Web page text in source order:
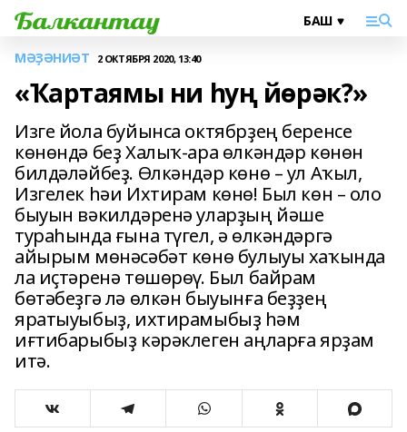
МӘҘӘНИӘТ 2 ОКТЯБРЯ 2020, 13:40
«Ҡартаямы ни һуң йөрәк?»
Изге йола буйынса октябрҙең беренсе
көнөндә беҙ Халыҡ-ара өлкәндәр көнөн
билдәләйбеҙ. Өлкәндәр көнө – ул Аҡыл,
Изгелек һәи Ихтирам көнө! Был көн – оло
быуын вәкилдәренә уларҙың йәше
тураһында ғына түгел, ә өлкәндәргә
айырым мөнәсәбәт көнө булыуы хаҡында
ла иҫтәренә төшөрөү. Был байрам
бөтәбеҙгә лә өлкән быуынға беҙҙең
яратыуыбыҙ, ихтирамыбыҙ һәм
иғтибарыбыҙ кәрәклеген аңларға ярҙам
итә.